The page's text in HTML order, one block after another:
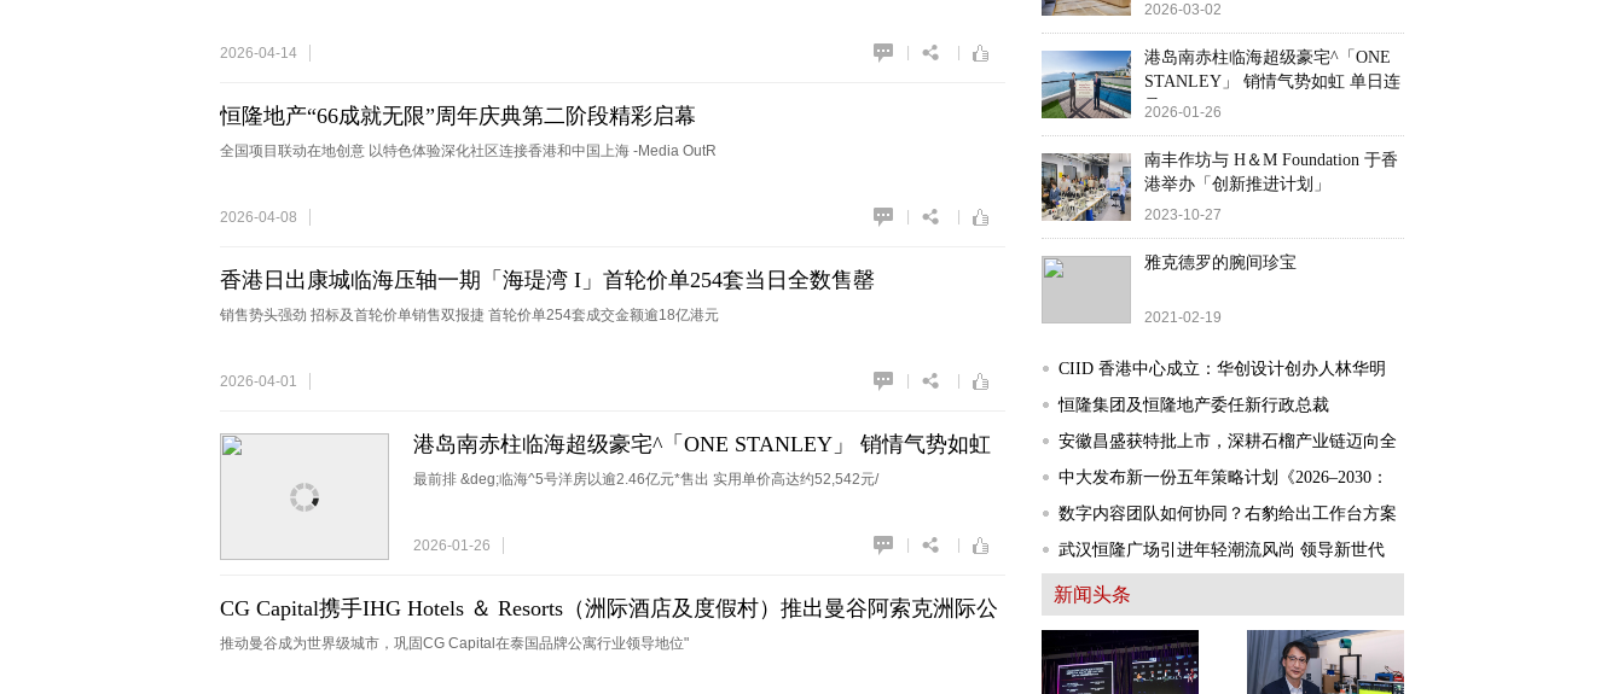
2026-04-14
恒隆地产“66成就无限”周年庆典第二阶段精彩启幕
全国项目联动在地创意 以特色体验深化社区连接香港和中国上海 -Media OutR
2026-04-08
香港日出康城临海压轴一期「海瑅湾 I」首轮价单254套当日全数售罄
销售势头强劲 招标及首轮价单销售双报捷 首轮价单254套成交金额逾18亿港元
2026-04-01
港岛南赤柱临海超级豪宅^「ONE STANLEY」 销情气势如虹
单日连录两宗成交*
最前排 &deg;临海^5号洋房以逾2.46亿元*售出 实用单价高达约52,542元/
2026-01-26
CG Capital携手IHG Hotels ＆ Resorts（洲际酒店及度假村）推出曼谷阿索克洲际公
寓（InterContinental Residences Bangkok Asoke）——Sukhumvit心脏地带唯一永久
推动曼谷成为世界级城市，巩固CG Capital在泰国品牌公寓行业领导地位"
2026-03-02
港岛南赤柱临海超级豪宅^「ONE
STANLEY」 销情气势如虹 单日连
录
2026-01-26
南丰作坊与 H＆M Foundation 于香
港举办「创新推进计划」
2023-10-27
雅克德罗的腕间珍宝
2021-02-19
CIID 香港中心成立：华创设计创办人林华明
恒隆集团及恒隆地产委任新行政总裁
安徽昌盛获特批上市，深耕石榴产业链迈向全
中大发布新一份五年策略计划《2026‒2030：
数字内容团队如何协同？右豹给出工作台方案
武汉恒隆广场引进年轻潮流风尚 领导新世代
新闻头条